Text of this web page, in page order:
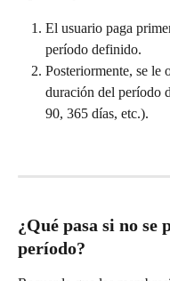
El usuario paga
período definido.
Posteriormente, se le
duración del período
90, 365 días, etc.).
¿Qué pasa si no se
período?